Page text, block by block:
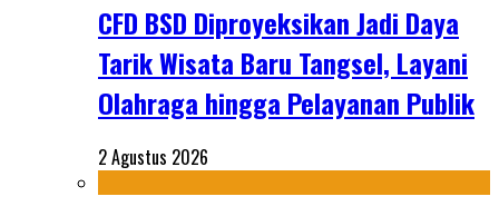
CFD BSD Diproyeksikan Jadi Daya
Tarik Wisata Baru Tangsel, Layani
Olahraga hingga Pelayanan Publik
2 Agustus 2026